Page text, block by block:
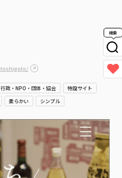
検索
行政・NPO・団体・協会
特設サイト
柔らかい
シンプル